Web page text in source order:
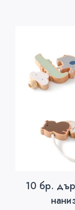
10 бр.